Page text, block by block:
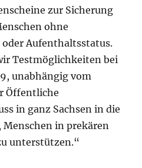
zur Sicherung
ohne
Aufenthaltsstatus.
Testmöglichkeiten bei
unabhängig vom
Öffentliche
in ganz Sachsen in die
in prekären
unterstützen.“